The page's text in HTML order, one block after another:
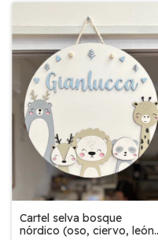
Cartel selva bosque
nórdico (oso, ciervo, león,